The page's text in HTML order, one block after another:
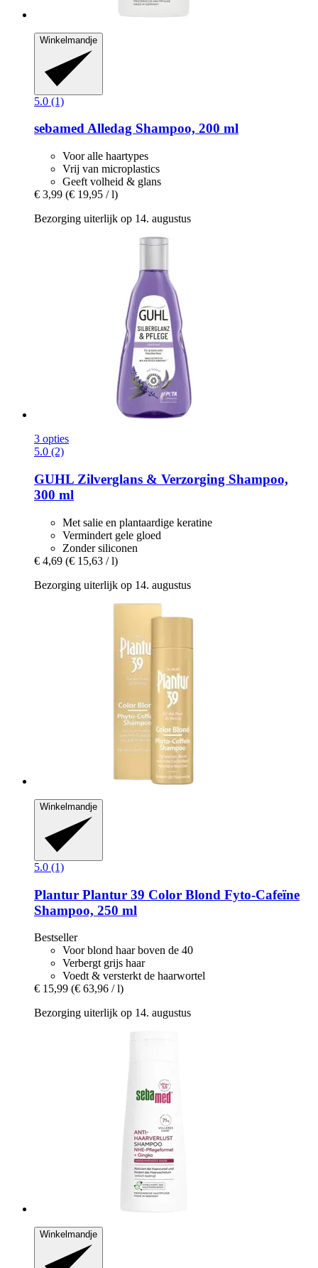
Winkelmandje
5.0 (1)
sebamedAlledag Shampoo, 200 ml
Voor alle haartypes
Vrij van microplastics
Geeft volheid & glans
€ 3,99 (€ 19,95 / l)
Bezorging uiterlijk op 14. augustus
3 opties
5.0 (2)
GUHL Zilverglans & Verzorging Shampoo,
300 ml
Met salie en plantaardige keratine
Vermindert gele gloed
Zonder siliconen
€ 4,69 (€ 15,63 / l)
Bezorging uiterlijk op 14. augustus
Winkelmandje
5.0 (1)
Plantur Plantur 39 Color Blond Fyto-​Cafeïne
Shampoo, 250 ml
Bestseller
Voor blond haar boven de 40
Verbergt grijs haar
Voedt & versterkt de haarwortel
€ 15,99 (€ 63,96 / l)
Bezorging uiterlijk op 14. augustus
Winkelmandje